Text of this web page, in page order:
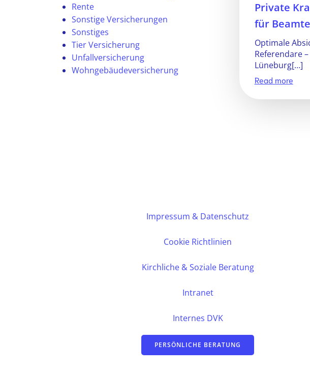
Rente
Sonstige Versicherungen
Sonstiges
Tier Versicherung
Unfallversicherung
Wohngebäudeversicherung
Private
für Beamte
Optimale
Referendare
Lüneburg[…]
Read more
Impressum & Datenschutz
Cookie Richtlinien
Kirchliche & Soziale Beratung
Intranet
Internes DVK
PERSÖNLICHE BERATUNG